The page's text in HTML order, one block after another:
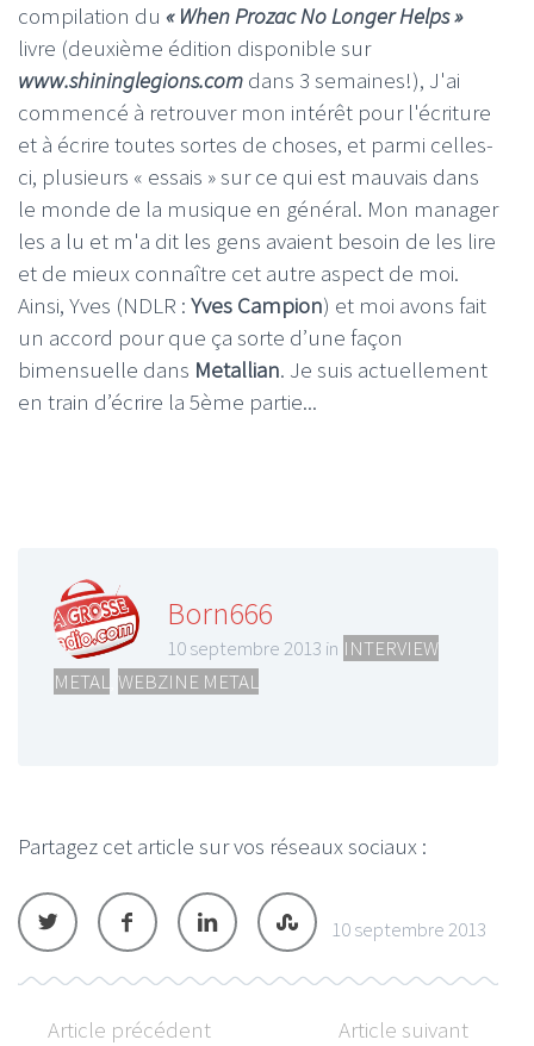
compilation du « When Prozac No Longer Helps »
livre (deuxième édition disponible sur
www.shininglegions.com dans 3 semaines!), J'ai
commencé à retrouver mon intérêt pour l'écriture
et à écrire toutes sortes de choses, et parmi celles-
ci, plusieurs « essais » sur ce qui est mauvais dans
le monde de la musique en général. Mon manager
les a lu et m'a dit les gens avaient besoin de les lire
et de mieux connaître cet autre aspect de moi.
Ainsi, Yves (NDLR : Yves Campion) et moi avons fait
un accord pour que ça sorte d’une façon
bimensuelle dans Metallian. Je suis actuellement
en train d’écrire la 5ème partie...
Born666
10 septembre 2013 in INTERVIEW
METAL WEBZINE METAL
Partagez cet article sur vos réseaux sociaux :
10 septembre 2013
Article précédent Article suivant